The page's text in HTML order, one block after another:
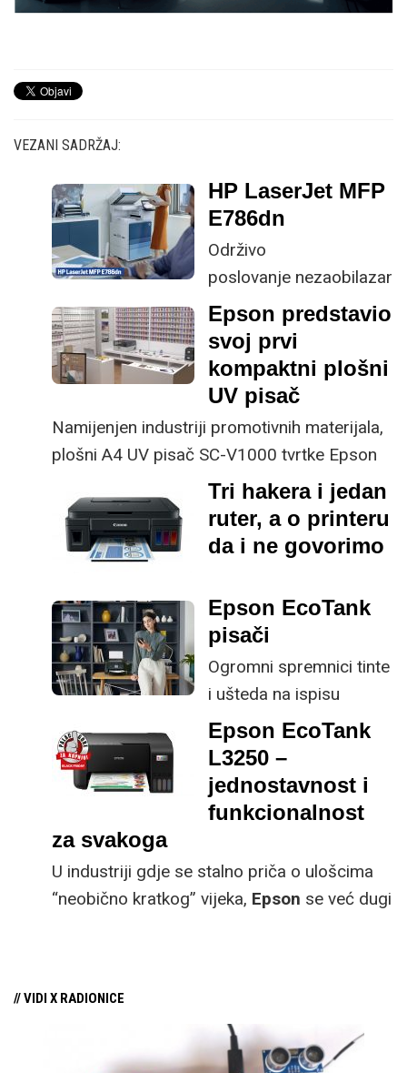
VEZANI SADRŽAJ:
HP LaserJet MFP
E786dn
Održivo
poslovanje nezaobilazan
je trend, a HP u tom
smjeru nudi uslugu CO2
neutralizacije u sklopu
paketa Managed Print
Services
koji omogućuje
učinkovito upravljanje
flotom pisača
i dokumentima.
tvrtka nudi
laserski poslovni pisač.
Epson predstavio
svoj prvi
kompaktni plošni
UV pisač
Namijenjen industriji promotivnih materijala,
plošni A4 UV pisač SC-V1000 tvrtke Epson
nudi malim tvrtkama kompaktan i
pristupačan način za izradu visokokvalitetnih
slika na širokom rasponu podloga.
Tri hakera i jedan
ruter, a o printeru
da i ne govorimo
Epson EcoTank
pisači
Ogromni spremnici tinte
i ušteda na ispisu
Sve veći broj obrtnika i
malih poduzetnika treba
pouzdano ispisno
rješenje koje nije
EcoTanktehnologija
omogućuje velik
Uz to, imaju pouzdan i
kvalitetan ispis te
Epson EcoTank
L3250 –
jednostavnost i
funkcionalnost
za svakoga
U industriji gdje se stalno priča o ulošcima
“neobično kratkog” vijeka, Epson se već dugi
// VIDI X RADIONICE